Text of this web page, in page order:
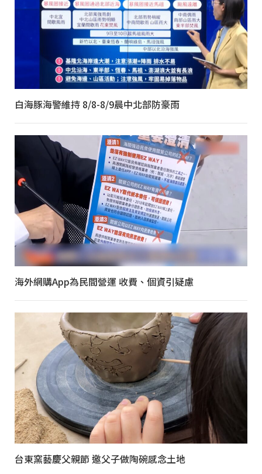
白海豚海警維持 8/8-8/9晨中北部防豪雨
海外網購App為民間營運 收費、個資引疑慮
台東窯藝慶父親節 邀父子做陶碗感念土地